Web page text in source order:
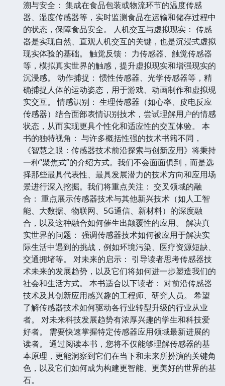
溯与安全： 集成在食品包装或物流环节的温度传感
器、湿度传感器等，实时监测食品在运输和储存过程中
的状态，保障食品安全。 人机交互与虚拟现实： 传感
器是实现自然、直观人机交互的关键，也是沉浸式虚拟
现实体验的基础。 触觉反馈： 力传感器、触觉传感器
等，模拟真实世界的触感，提升虚拟现实和增强现实的
沉浸感。 动作捕捉： 惯性传感器、光学传感器等，精
确捕捉人体的运动姿态，用于游戏、动画制作和虚拟现
实交互。 情感识别： 生理传感器（如心率、皮电反应
传感器）结合面部表情识别技术，尝试理解用户的情感
状态，从而实现更具个性化和适应性的交互体验。 本
书的独特视角： 与许多概括性强的技术书籍不同，
《智慧之眼：传感器技术前沿探索与创新应用》将秉持
一种“聚焦式”的介绍方式。我们不会面面俱到，而是选
择那些最具代表性、最具发展潜力的技术方向和应用场
景进行深入挖掘。我们将重点关注： 交叉领域的融
合： 重点展示传感器技术与其他新兴技术（如人工智
能、大数据、物联网、5G通信、新材料）的深度融
合，以及这种融合如何催生出颠覆性的应用。 解决真
实世界的问题： 强调传感器技术如何被应用于解决实
际生活中遇到的挑战，例如环境污染、医疗资源短缺、
交通拥堵等。 对未来的启示： 引导读者思考传感器技
术未来的发展趋势，以及它们将如何进一步塑造我们的
社会和生活方式。 本书适合以下读者： 对前沿传感器
技术及其创新应用感兴趣的工程师、研究人员。 希望
了解传感器技术如何驱动各行业转型升级的行业从业
者。 对未来科技发展趋势有浓厚兴趣的学生和科技爱
好者。 需要快速掌握特定传感器应用领域最新进展的
读者。 通过阅读本书，您将不仅能够理解传感器的基
本原理，更能洞察到它们在当下和未来所扮演的关键角
色，以及它们如何成为构建更智能、更美好的世界的基
石。